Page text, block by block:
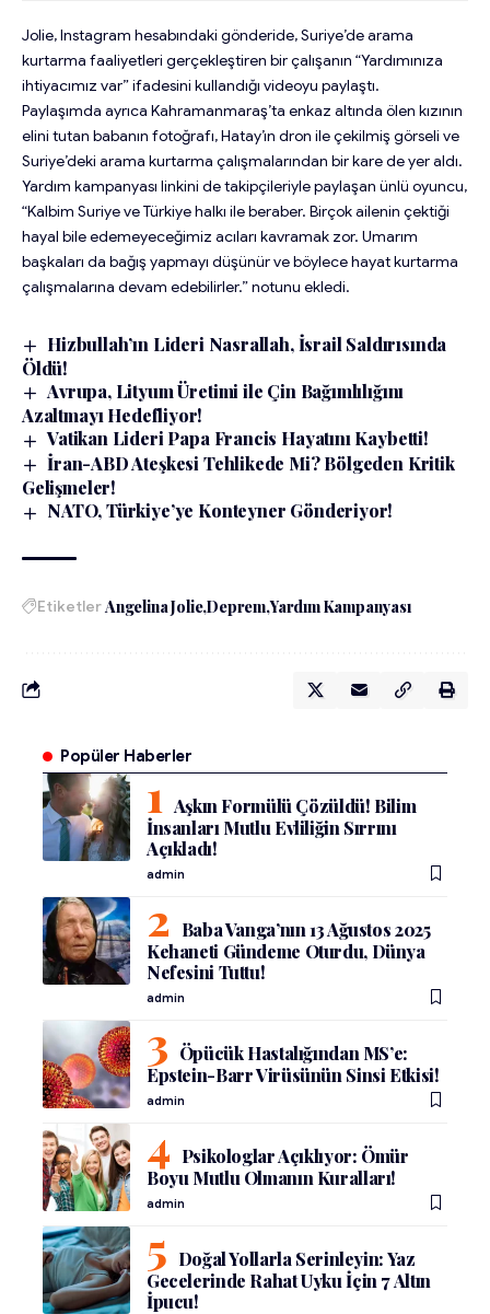
Jolie, Instagram hesabındaki gönderide, Suriye’de arama
kurtarma faaliyetleri gerçekleştiren bir çalışanın “Yardımınıza
ihtiyacımız var” ifadesini kullandığı videoyu paylaştı.
Paylaşımda ayrıca Kahramanmaraş’ta enkaz altında ölen kızının
elini tutan babanın fotoğrafı, Hatay’ın dron ile çekilmiş görseli ve
Suriye’deki arama kurtarma çalışmalarından bir kare de yer aldı.
Yardım kampanyası linkini de takipçileriyle paylaşan ünlü oyuncu,
“Kalbim Suriye ve Türkiye halkı ile beraber. Birçok ailenin çektiği
hayal bile edemeyeceğimiz acıları kavramak zor. Umarım
başkaları da bağış yapmayı düşünür ve böylece hayat kurtarma
çalışmalarına devam edebilirler.” notunu ekledi.
Hizbullah’ın Lideri Nasrallah, İsrail Saldırısında
Öldü!
Avrupa, Lityum Üretimi ile Çin Bağımlılığını
Azaltmayı Hedefliyor!
Vatikan Lideri Papa Francis Hayatını Kaybetti!
İran-ABD Ateşkesi Tehlikede Mi? Bölgeden Kritik
Gelişmeler!
NATO, Türkiye’ye Konteyner Gönderiyor!
EtiketlerAngelina Jolie Deprem Yardım Kampanyası
Popüler Haberler
Aşkın Formülü Çözüldü! Bilim
İnsanları Mutlu Evliliğin Sırrını
Açıkladı!
admin
Baba Vanga’nın 13 Ağustos 2025
Kehaneti Gündeme Oturdu, Dünya
Nefesini Tuttu!
admin
Öpücük Hastalığından MS’e:
Epstein-Barr Virüsünün Sinsi Etkisi!
admin
Psikologlar Açıklıyor: Ömür
Boyu Mutlu Olmanın Kuralları!
admin
Doğal Yollarla Serinleyin: Yaz
Gecelerinde Rahat Uyku İçin 7 Altın
İpucu!